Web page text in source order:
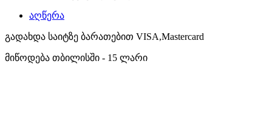
აღწერა
გადახდა საიტზე ბარათებით VISA,Mastercard
მიწოდება თბილისში - 15 ლარი